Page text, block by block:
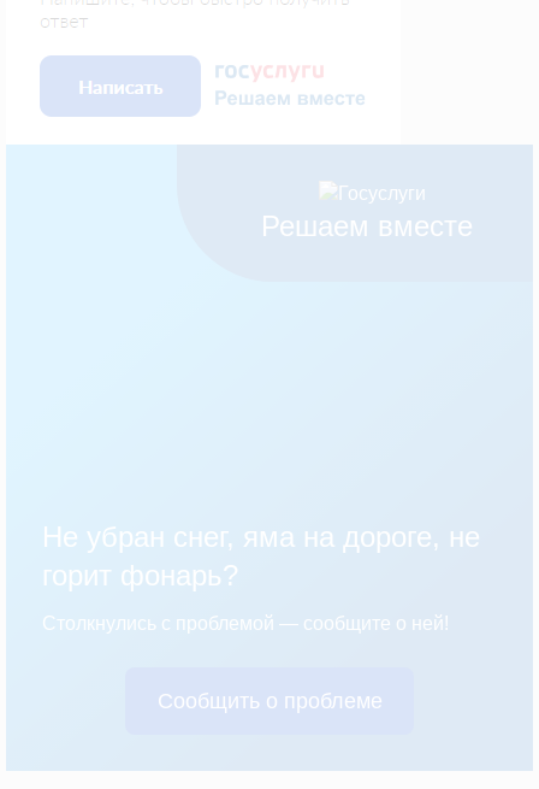
Решаем вместе
Не убран снег, яма на дороге, не
горит фонарь?
Столкнулись с проблемой — сообщите о ней!
Сообщить о проблеме